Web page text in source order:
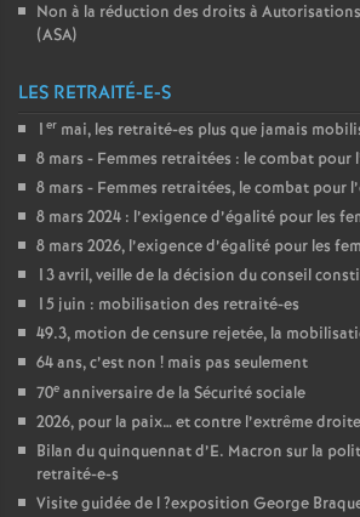
Non à la réduction des droits à
(ASA)
LES RETRAITÉ-E-S
1 er mai, les retraité-es plus que jamais
8 mars - Femmes retraitées : le combat pour
8 mars - Femmes retraitées, le combat pour
8 mars 2024 : l’exigence d’égalité pour les
8 mars 2026, l’exigence d’égalité pour les
13 avril, veille de la décision du conseil
15 juin : mobilisation des retraité-es
49.3, motion de censure rejetée, la
64 ans, c’est non ! mais pas seulement
70e anniversaire de la Sécurité sociale
2026, pour la paix… et contre l’extrême droite
Bilan du quinquennat d’E. Macron sur la
retraité-e-s
Visite guidée de l?exposition George